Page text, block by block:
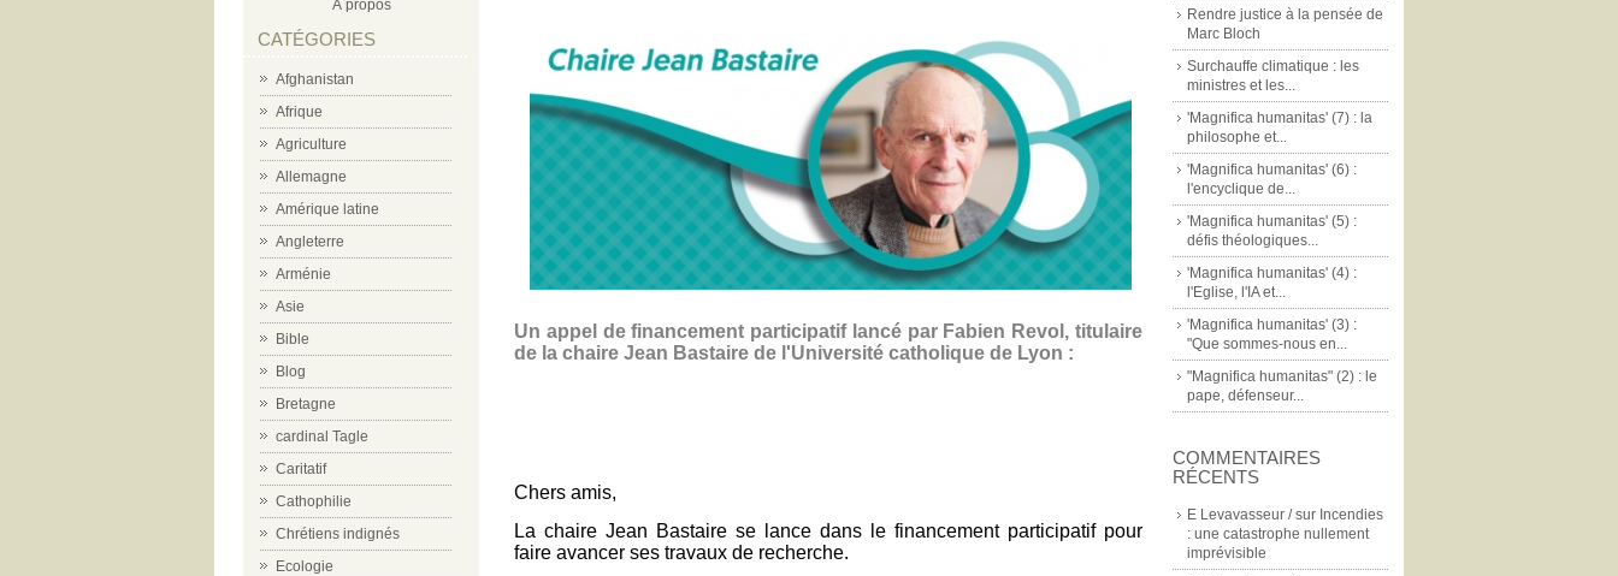
À propos
CATÉGORIES
Afghanistan
Afrique
Agriculture
Allemagne
Amérique latine
Angleterre
Arménie
Asie
Bible
Blog
Bretagne
cardinal Tagle
Caritatif
Cathophilie
Chrétiens indignés
Ecologie
Rendre justice à la pensée de
Marc Bloch
Surchauffe climatique : les
ministres et les...
'Magnifica humanitas' (7) : la
philosophe et...
'Magnifica humanitas' (6) :
l'encyclique de...
'Magnifica humanitas' (5) :
défis théologiques...
'Magnifica humanitas' (4) :
l'Eglise, l'IA et...
'Magnifica humanitas' (3) :
"Que sommes-nous en...
"Magnifica humanitas" (2) : le
pape, défenseur...
COMMENTAIRES
RÉCENTS
E Levavasseur /sur Incendies
: une catastrophe nullement
imprévisible
Un appel de financement participatif lancé par Fabien Revol, titulaire
de la chaire Jean Bastaire de l'Université catholique de Lyon :
Chers amis,
La chaire Jean Bastaire se lance dans le financement participatif pour
faire avancer ses travaux de recherche.